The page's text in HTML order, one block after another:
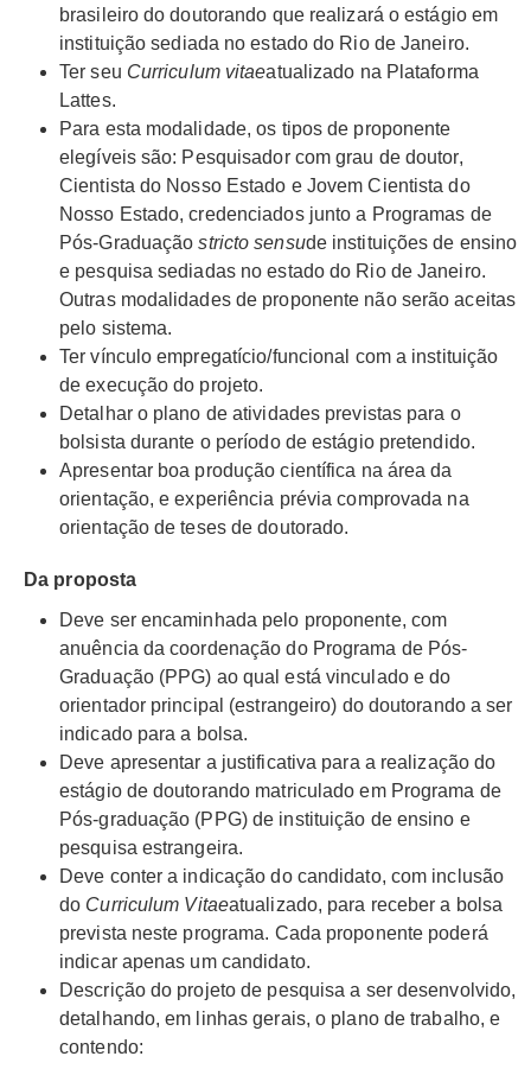
brasileiro do doutorando que realizará o estágio em
instituição sediada no estado do Rio de Janeiro.
Ter seu Curriculum vitaeatualizado na Plataforma
Lattes.
Para esta modalidade, os tipos de proponente
elegíveis são: Pesquisador com grau de doutor,
Cientista do Nosso Estado e Jovem Cientista do
Nosso Estado, credenciados junto a Programas de
Pós-Graduaçãostricto sensude instituições de ensino
e pesquisa sediadas no estado do Rio de Janeiro.
Outras modalidades de proponente não serão aceitas
pelo sistema.
Ter vínculo empregatício/funcional com a instituição
de execução do projeto.
Detalhar o plano de atividades previstas para o
bolsista durante o período de estágio pretendido.
Apresentar boa produção científica na área da
orientação, e experiência prévia comprovada na
orientação de teses de doutorado.
Da proposta
Deve ser encaminhada pelo proponente, com
anuência da coordenação do Programa de Pós-
Graduação (PPG) ao qual está vinculado e do
orientador principal (estrangeiro) do doutorando a ser
indicado para a bolsa.
Deve apresentar a justificativa para a realização do
estágio de doutorando matriculado em Programa de
Pós-graduação (PPG) de instituição de ensino e
pesquisa estrangeira.
Deve conter a indicação do candidato, com inclusão
do Curriculum Vitaeatualizado, para receber a bolsa
prevista neste programa. Cada proponente poderá
indicar apenas um candidato.
Descrição do projeto de pesquisa a ser desenvolvido,
detalhando, em linhas gerais, o plano de trabalho, e
contendo: